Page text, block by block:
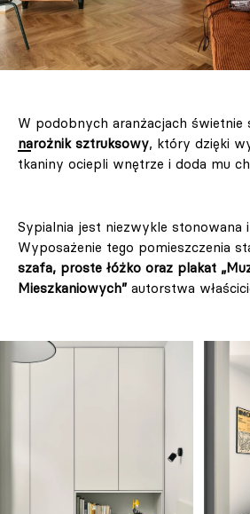
W podobnych aranżacjach świetnie
narożnik sztruksowy, który dzięki
tkaniny ociepli wnętrze i doda mu
Sypialnia jest niezwykle stonowana
Wyposażenie tego pomieszczenia
szafa, proste łóżko oraz plakat
Mieszkaniowych” autorstwa